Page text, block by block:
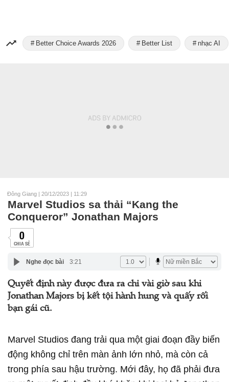
Better Choice Awards 2026 Better List nhạc AI
Đông Giang | 20/12/2023 | 11:29
Marvel Studios sa thải “Kang the
Conqueror” Jonathan Majors
0
CHIA SẺ
Nghe đọc bài 3:21
Quyết định này được đưa ra chỉ vài giờ sau khi
Jonathan Majors bị kết tội hành hung và quấy rối
bạn gái cũ.
Marvel Studios đang trải qua một giai đoạn đầy biến
động không chỉ trên màn ảnh lớn nhỏ, mà còn cả
trong phía sau hậu trường. Mới đây, họ đã phải đưa